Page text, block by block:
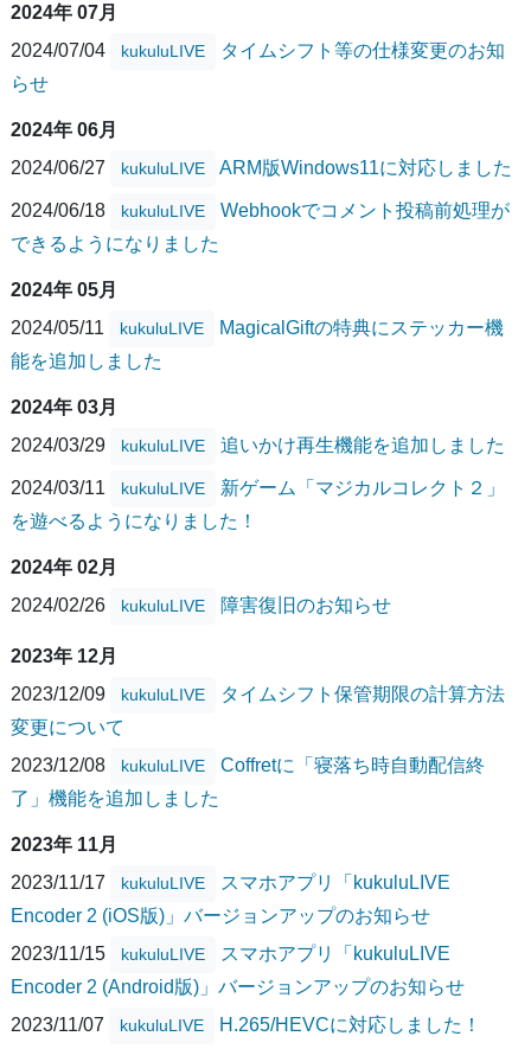
2024年 07月
2024/07/04
kukuluLIVE
タイムシフト等の仕様変更のお知
らせ
2024年 06月
2024/06/27
kukuluLIVE ARM版Windows11に対応しました
2024/06/18 kukuluLIVE
Webhookでコメント投稿前処理が
できるようになりました
2024年 05月
2024/05/11
kukuluLIVE
MagicalGiftの特典にステッカー機
能を追加しました
2024年 03月
2024/03/29
kukuluLIVE 追いかけ再生機能を追加しました
2024/03/11 kukuluLIVE
新ゲーム「マジカルコレクト２」
を遊べるようになりました！
2024年 02月
2024/02/26
kukuluLIVE 障害復旧のお知らせ
2023年 12月
2023/12/09
kukuluLIVE
タイムシフト保管期限の計算方法
変更について
2023/12/08
kukuluLIVE
Coffretに「寝落ち時自動配信終
了」機能を追加しました
2023年 11月
2023/11/17
kukuluLIVE
スマホアプリ「kukuluLIVE
Encoder 2 (iOS版)」バージョンアップのお知らせ
2023/11/15
kukuluLIVE
スマホアプリ「kukuluLIVE
Encoder 2 (Android版)」バージョンアップのお知らせ
2023/11/07
kukuluLIVE H.265/HEVCに対応しました！